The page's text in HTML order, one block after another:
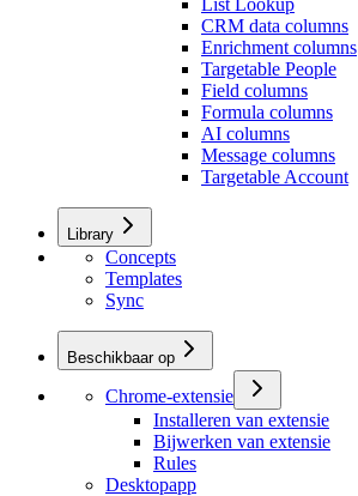
List Lookup
CRM data columns
Enrichment columns
Targetable People
Field columns
Formula columns
AI columns
Message columns
Targetable Account
Library
Concepts
Templates
Sync
Beschikbaar op
Chrome-extensie
Installeren van extensie
Bijwerken van extensie
Rules
Desktopapp